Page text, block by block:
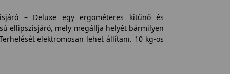
– Deluxe egy ergométeres kitűnő és
ellipszisjáró, mely megállja helyét bármilyen
elektromosan lehet állítani. 10 kg-os